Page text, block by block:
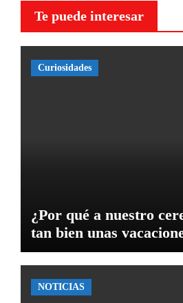
Te puede interesar
Curiosidades
¿Por qué a nuestro
tan bien unas
NOTICIAS